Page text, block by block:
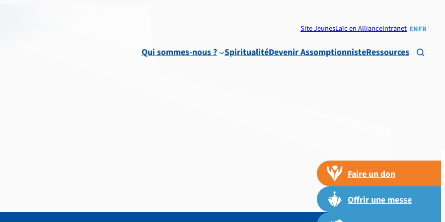
Site JeunesLaïc en AllianceIntranet ENFR
Qui sommes-nous ? SpiritualitéDevenir AssomptionnisteRessources 
Faire un don
Offrir une messe